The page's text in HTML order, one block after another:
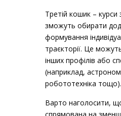
Третій кошик –
зможуть обирати
формування
траєкторії. Це
інших профілів або
(наприклад,
робототехніка тощо).
Варто наголосити,